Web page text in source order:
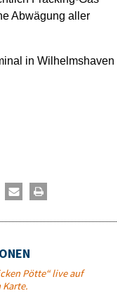
Abwägung aller
in Wilhelmshaven
Pötte“ live auf